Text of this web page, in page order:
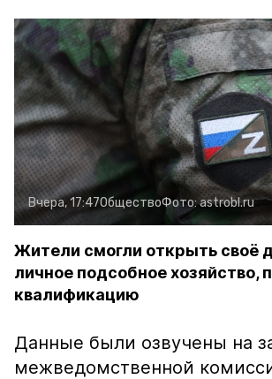
Вчера, 17:47ОбществоФото:astrobl.ru
Жители смогли открыть своё
личное подсобное хозяйство,
квалификацию
Данные были озвучены на
межведомственной